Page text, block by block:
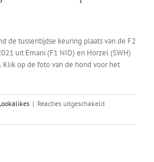
2022
de tussentijdse keuring plaats van de F2
uit Emani (F1 NID) en Horzel (SWH)
Klik op de foto van de hond voor het
| Reacties uitgeschakeldvoor
keuring